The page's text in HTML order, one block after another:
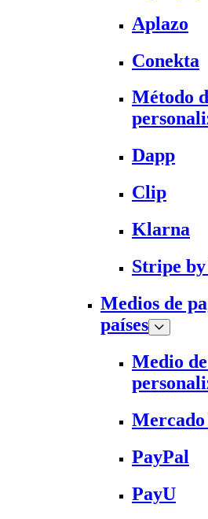
Aplazo
Conekta
Método
Dapp
Clip
Klarna
Stripe
Medios de
países
Medio
Mercado
PayPal
PayU